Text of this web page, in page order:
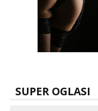
SUPER OGLASI